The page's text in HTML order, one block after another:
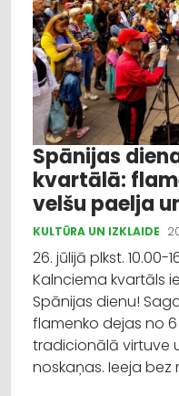
Spānijas
kvartālā:
velšu paelja
KULTŪRA UN IZKLAIDE
26. jūlijā plkst.
Kalnciema kvartāls
Spānijas dienu!
flamenko dejas no
tradicionālā virtuve
noskaņas. Ieeja bez